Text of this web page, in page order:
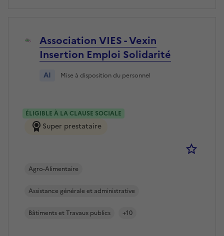
Association VIES - Vexin
Insertion Emploi Solidarité
AI Mise à disposition du personnel
ÉLIGIBLE À LA CLAUSE SOCIALE
Super prestataire
Agro-Alimentaire
Assistance générale et administrative
Bâtiments et Travaux publics +10